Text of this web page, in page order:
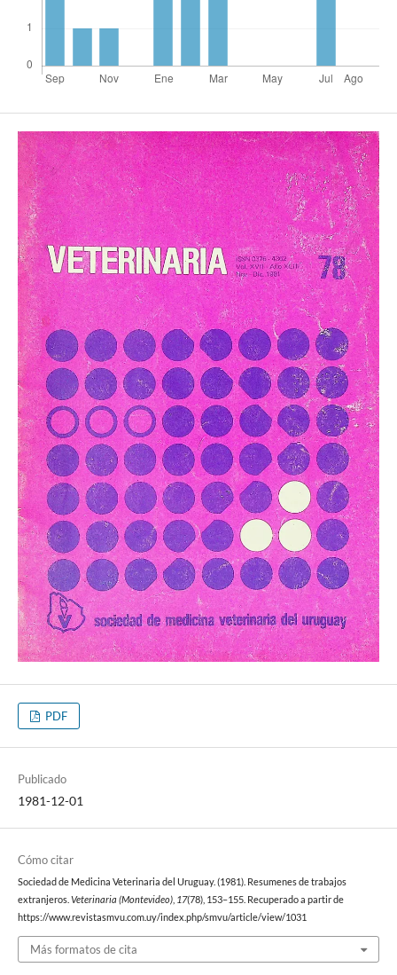
PDF
Publicado
1981-12-01
Cómo citar
Sociedad de Medicina Veterinaria del Uruguay. (1981). Resumenes de trabajos
extranjeros.Veterinaria (Montevideo), 17(78), 153–155. Recuperado a partir de
https://www.revistasmvu.com.uy/index.php/smvu/article/view/1031
Más formatos de cita